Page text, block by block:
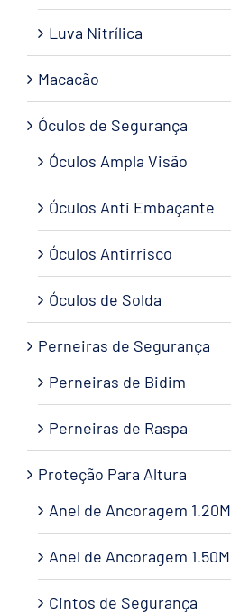
Luva Nitrílica
Macacão
Óculos de Segurança
Óculos Ampla Visão
Óculos Anti Embaçante
Óculos Antirrisco
Óculos de Solda
Perneiras de Segurança
Perneiras de Bidim
Perneiras de Raspa
Proteção Para Altura
Anel de Ancoragem 1.20M
Anel de Ancoragem 1.50M
Cintos de Segurança